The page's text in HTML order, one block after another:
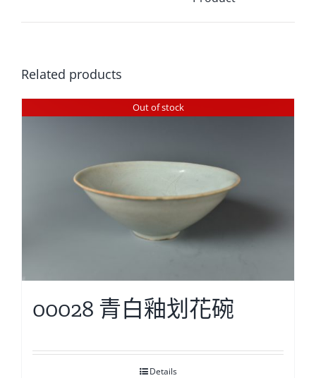
Related products
Out of stock
00028 青白釉划花碗
Details